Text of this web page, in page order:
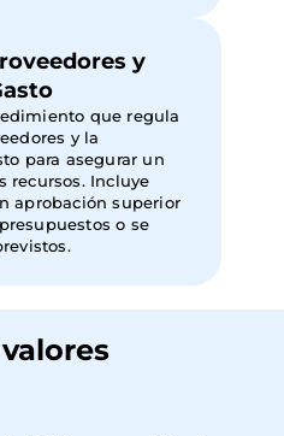
y
que regula
y la
para asegurar un
recursos. Incluye
aprobación superior
o se